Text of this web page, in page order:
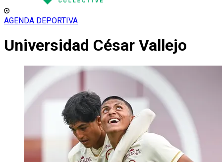
AGENDA DEPORTIVA
Universidad César Vallejo